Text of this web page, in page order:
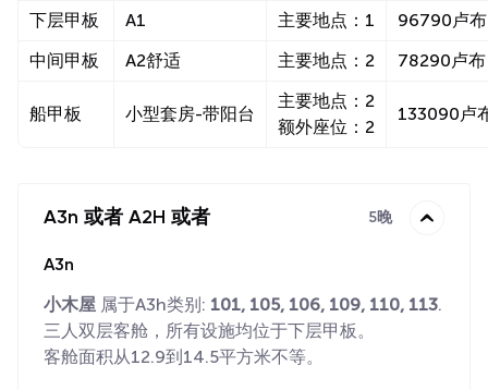
下层甲板 A1 主要地点：1
96790卢布
中间甲板
A2舒适 主要地点：2 78290卢布
船甲板 小型套房-带阳台
主要地点：2
额外座位：2
133090卢
A3n 或者 A2H 或者 5晚
A3n
小木屋 属于A3h类别: 101, 105, 106, 109, 110, 113.
三人双层客舱，所有设施均位于下层甲板。
客舱面积从12.9到14.5平方米不等。